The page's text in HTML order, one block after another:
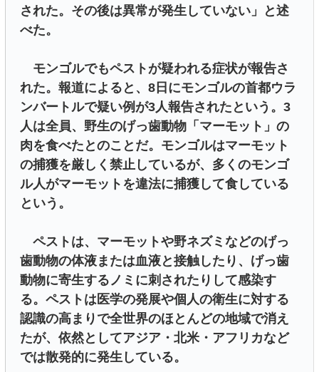
された。その後は異常が発生していない」と述
べた。
モンゴルでもペストが疑われる症状が報告さ
れた。報道によると、8日にモンゴルの首都ウラ
ンバートルで疑い例が3人報告されたという。3
人は全員、野生のげっ歯動物「マーモット」の
肉を食べたとのことだ。モンゴルはマーモット
の捕獲を厳しく禁止しているが、多くのモンゴ
ル人がマーモットを違法に捕獲して食している
という。
ペストは、マーモットや野ネズミなどのげっ
歯動物の体液または血液と接触したり、げっ歯
動物に寄生するノミに刺されたりして感染す
る。ペストは医学の発展や個人の衛生に対する
認識の高まりで全世界のほとんどの地域で消え
たが、依然としてアジア・北米・アフリカなど
では散発的に発生している。